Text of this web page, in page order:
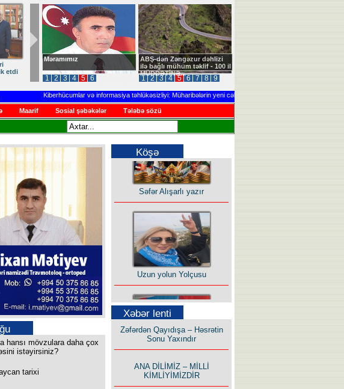
1
2 3 4 5 6 7 8 9
ABŞ-dən Zəngəzur dəhlizi
ilə bağlı mühüm təklif - 100 il
MÜDDƏTİNƏ...
1 2 3 4 5 6
Məramımız
Kiberhücumlar və informasiya təhlükəsizliyi: Müharibələrin yeni cəbhəsi
Maarif Sosial şəbəkələr Tələbə sözü
hansı mövzulara daha çox
istəyirsiniz?
tarixi
Köşə
Səfər Alışarlı yazır
Uzun yolun Yolçusu
Bu yolda mən varam!
Xəbər lenti
Zəfərdən Qayıdışa – Həsrətin
Sonu Yaxındır
ANA DİLİMİZ – MİLLİ
KİMLİYİMİZDİR